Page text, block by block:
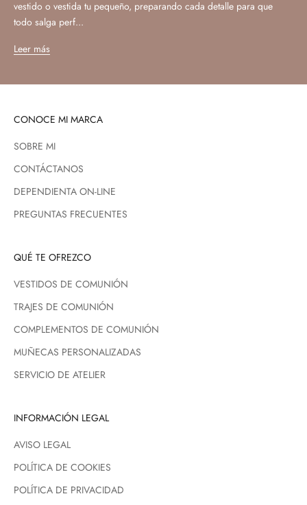
vestido o vestida tu pequeño, preparando cada detalle para que
todo salga perf...
Leer más
CONOCE MI MARCA
SOBRE MI
CONTÁCTANOS
DEPENDIENTA ON-LINE
PREGUNTAS FRECUENTES
QUÉ TE OFREZCO
VESTIDOS DE COMUNIÓN
TRAJES DE COMUNIÓN
COMPLEMENTOS DE COMUNIÓN
MUÑECAS PERSONALIZADAS
SERVICIO DE ATELIER
INFORMACIÓN LEGAL
AVISO LEGAL
POLÍTICA DE COOKIES
POLÍTICA DE PRIVACIDAD